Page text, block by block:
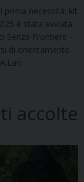
prima necessità: kit
è stata avviata
Senza Frontiere –
di orientamento
accolte